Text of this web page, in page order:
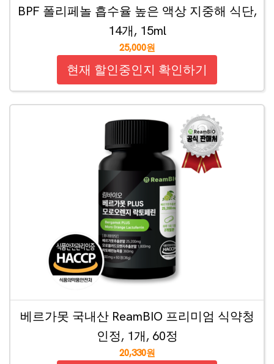
BPF 폴리페놀 흡수율 높은 액상 지중해 식단,
14개, 15ml
25,000원
현재 할인중인지 확인하기
베르가못 국내산 ReamBIO 프리미엄 식약청
인정, 1개, 60정
20,330원